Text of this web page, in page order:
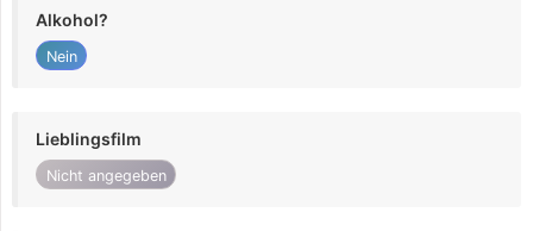
Alkohol?
Nein
Lieblingsfilm
Nicht angegeben